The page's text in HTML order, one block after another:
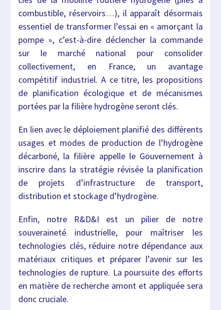
combustible, réservoirs…), il apparaît désormais
essentiel de transformer l’essai en « amorçant la
pompe », c’est-à-dire déclencher la commande
sur le marché national pour consolider
collectivement, en France, un avantage
compétitif industriel. A ce titre, les propositions
de planification écologique et de mécanismes
portées par la filière hydrogène seront clés.
En lien avec le déploiement planifié des différents
usages et modes de production de l’hydrogène
décarboné, la filière appelle le Gouvernement à
inscrire dans la stratégie révisée la planification
de projets d’infrastructure de transport,
distribution et stockage d’hydrogène.
Enfin, notre R&D&I est un pilier de notre
souveraineté industrielle, pour maîtriser les
technologies clés, réduire notre dépendance aux
matériaux critiques et préparer l’avenir sur les
technologies de rupture. La poursuite des efforts
en matière de recherche amont et appliquée sera
donc cruciale.